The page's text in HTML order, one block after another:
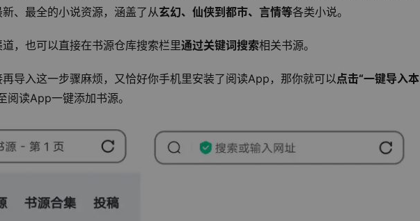
新、最全的小说资源，涵盖了从玄幻、仙侠到都市、言情等各类小说。
，也可以直接在书源仓库搜索栏里通过关键词搜索相关书源。
导入这一步骤麻烦，又恰好你手机里安装了阅读App，那你就可以 点击“一键导入本
阅读App一键添加书源。